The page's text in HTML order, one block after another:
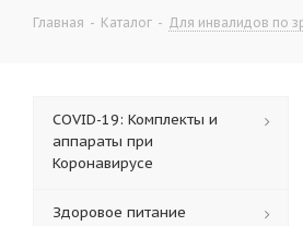
Главная - Каталог - Для инвалидов по
COVID-19: Комплекты и
аппараты при
Коронавирусе
Здоровое питание